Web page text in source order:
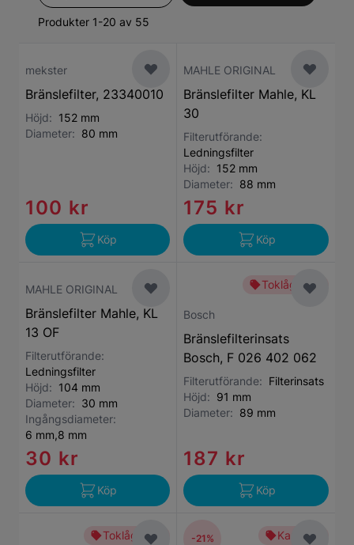
Produkter 1-20 av 55
mekster
Bränslefilter, 23340010
Höjd: 152 mm
Diameter: 80 mm
100 kr
Köp
MAHLE ORIGINAL
Bränslefilter Mahle, KL
30
Filterutförande:
Ledningsfilter
Höjd: 152 mm
Diameter: 88 mm
175 kr
Köp
MAHLE ORIGINAL
Bränslefilter Mahle, KL
13 OF
Filterutförande:
Ledningsfilter
Höjd: 104 mm
Diameter: 30 mm
Ingångsdiameter:
6 mm,8 mm
30 kr
Köp
Toklågt pris
Bosch
Bränslefilterinsats
Bosch, F 026 402 062
Filterutförande: Filterinsats
Höjd: 91 mm
Diameter: 89 mm
187 kr
Köp
Toklågt pris Kampanj
-21%